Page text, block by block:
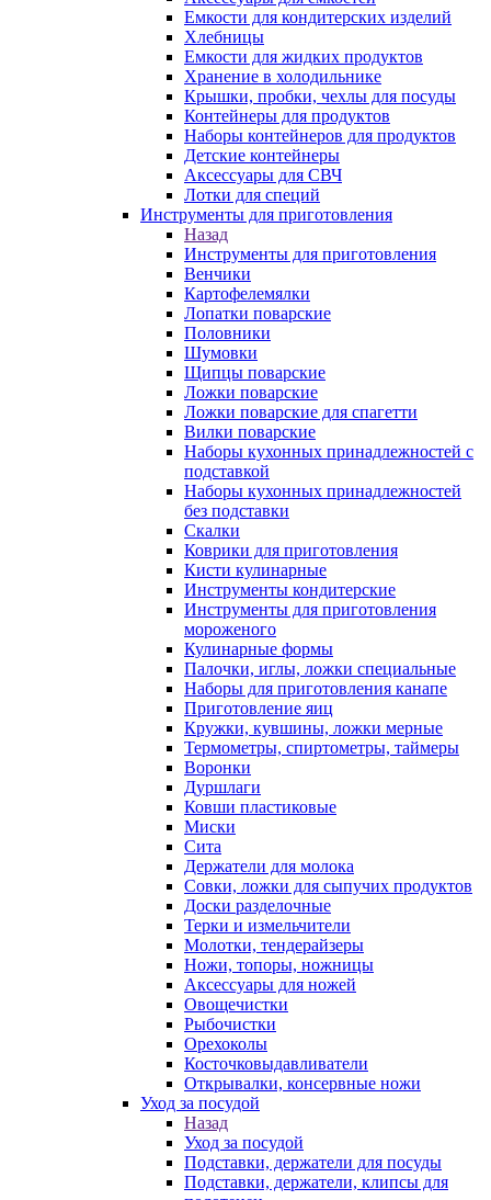
Емкости для кондитерских изделий
Хлебницы
Емкости для жидких продуктов
Хранение в холодильнике
Крышки, пробки, чехлы для посуды
Контейнеры для продуктов
Наборы контейнеров для продуктов
Детские контейнеры
Аксессуары для СВЧ
Лотки для специй
Инструменты для приготовления
Назад
Инструменты для приготовления
Венчики
Картофелемялки
Лопатки поварские
Половники
Шумовки
Щипцы поварские
Ложки поварские
Ложки поварские для спагетти
Вилки поварские
Наборы кухонных принадлежностей с
подставкой
Наборы кухонных принадлежностей
без подставки
Скалки
Коврики для приготовления
Кисти кулинарные
Инструменты кондитерские
Инструменты для приготовления
мороженого
Кулинарные формы
Палочки, иглы, ложки специальные
Наборы для приготовления канапе
Приготовление яиц
Кружки, кувшины, ложки мерные
Термометры, спиртометры, таймеры
Воронки
Дуршлаги
Ковши пластиковые
Миски
Сита
Держатели для молока
Совки, ложки для сыпучих продуктов
Доски разделочные
Терки и измельчители
Молотки, тендерайзеры
Ножи, топоры, ножницы
Аксессуары для ножей
Овощечистки
Рыбочистки
Орехоколы
Косточковыдавливатели
Открывалки, консервные ножи
Уход за посудой
Назад
Уход за посудой
Подставки, держатели для посуды
Подставки, держатели, клипсы для